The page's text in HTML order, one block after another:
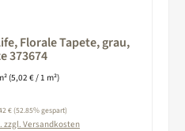
Florale Tapete, grau,
373674
(5,02 € / 1 m²)
Preis:
€(52.85% gespart)
zzgl. Versandkosten